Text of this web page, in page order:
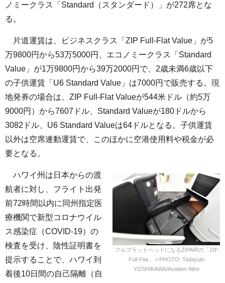
ノミークラス「Standard（スタンダード）」が272席とな
る。
片道運賃は、ビジネスクラス「ZIP Full-Flat Value」が5
万9800円から53万5000円、エコノミークラス「Standard
Value」が1万9800円から39万2000円で、2歳未満6歳以下
の子供運賃「U6 Standard Value」は7000円で販売する。現
地発券の場合は、ZIP Full-Flat Valueが544米ドル（約5万
9000円）から7607ドル、Standard Valueが180ドルから
3082ドル、U6 Standard Valueは64ドルとなる。子供運賃
以外は空席連動運賃で、このほかに空港使用料や税金が必
要となる。
フルフラットベッドになるZIPAIRの「ZIP
Full-Flat」＝PHOTO: Tadayuki
YOSHIKAWA/Aviation Wire
ハワイ州は日本からの渡
航者に対し、フライト出発
前72時間以内に同州指定医
療機関で新型コロナウイル
ス感染症（COVID-19）の
検査を受け、陰性証明書を
提示することで、ハワイ到
着後10日間の自己隔離（自